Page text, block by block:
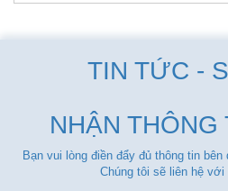
TIN TỨC -
NHẬN THÔNG
Bạn vui lòng điền đẩy đủ thông tin
Chúng tôi sẽ liên hệ